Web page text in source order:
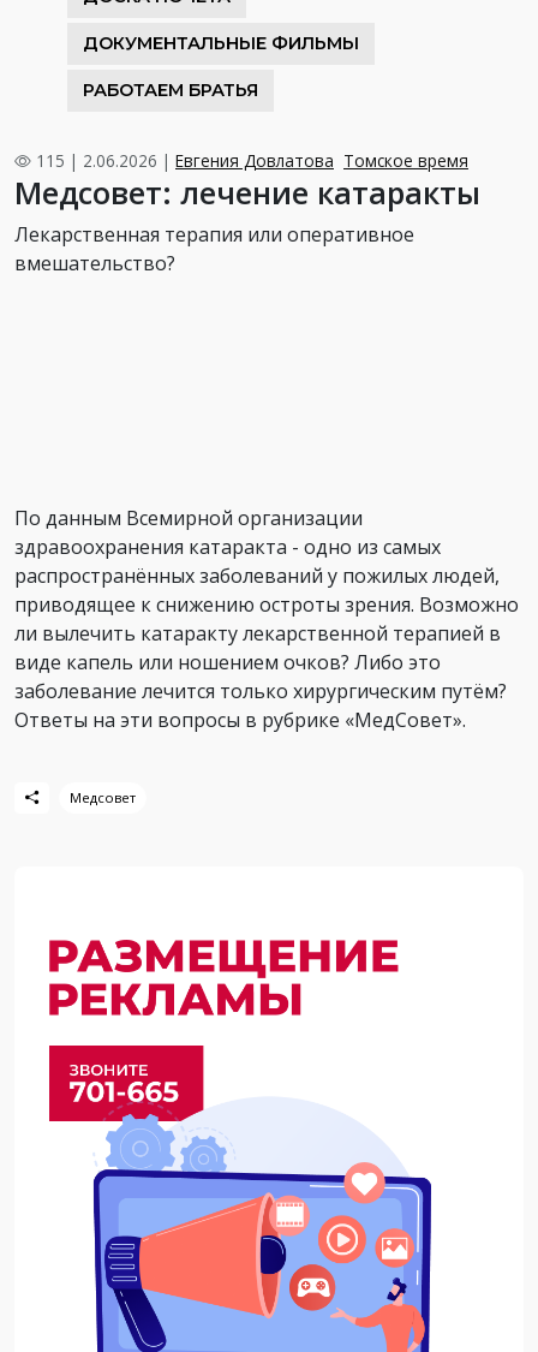
ДОКУМЕНТАЛЬНЫЕ ФИЛЬМЫ
РАБОТАЕМ БРАТЬЯ
115 | 2.06.2026 | Евгения Довлатова Томское время
Медсовет: лечение катаракты
Лекарственная терапия или оперативное
вмешательство?
По данным Всемирной организации
здравоохранения катаракта - одно из самых
распространённых заболеваний у пожилых людей,
приводящее к снижению остроты зрения. Возможно
ли вылечить катаракту лекарственной терапией в
виде капель или ношением очков? Либо это
заболевание лечится только хирургическим путём?
Ответы на эти вопросы в рубрике «МедСовет».
Медсовет